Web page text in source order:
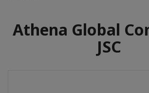
Athena Global
JSC